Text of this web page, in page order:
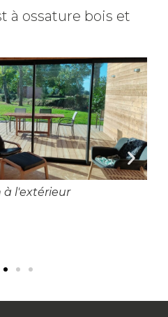
à ossature bois et
à l'extérieur